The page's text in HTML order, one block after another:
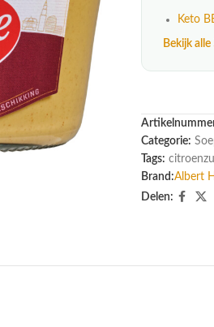
Keto
Bekijk
Categorie:
Tags:
Brand:Albert
Delen: